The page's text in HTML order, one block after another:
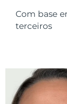
Com base
terceiros
FOREO APP
Kuwait
Líbano
Lituânia